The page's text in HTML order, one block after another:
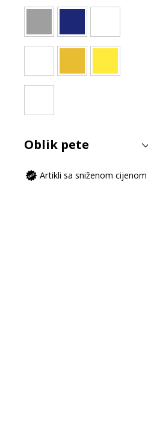
Oblik pete
Artikli sa sniženom cijenom